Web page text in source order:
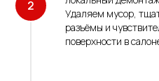
Удаляем мусор,
разъёмы и
поверхности в